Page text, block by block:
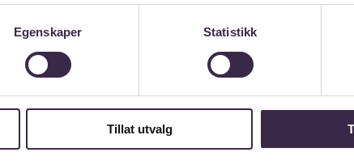
Egenskaper Statistikk
Tillat utvalg
som toårig medlem i